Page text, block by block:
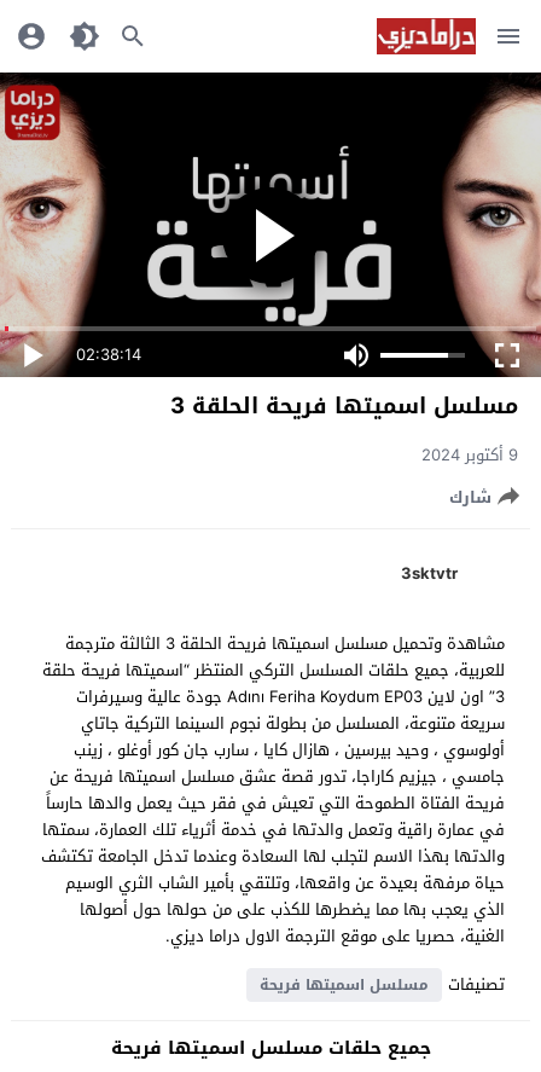
02:38:14
مسلسل اسميتها فريحة الحلقة 3
9 أكتوبر 2024
شارك
3sktvtr
مشاهدة وتحميل مسلسل اسميتها فريحة الحلقة 3 الثالثة مترجمة
للعربية، جميع حلقات المسلسل التركي المنتظر “اسميتها فريحة حلقة
3” اون لاين Adını Feriha Koydum EP03 جودة عالية وسيرفرات
سريعة متنوعة، المسلسل من بطولة نجوم السينما التركية جاتاي
أولوسوي ، وحيد بيرسين ، هازال كايا ، سارب جان كور أوغلو ، زينب
جامسي ، جيزيم كاراجا، تدور قصة عشق مسلسل اسميتها فريحة عن
فريحة الفتاة الطموحة التي تعيش في فقر حيث يعمل والدها حارساً
في عمارة راقية وتعمل والدتها في خدمة أثرياء تلك العمارة، سمتها
والدتها بهذا الاسم لتجلب لها السعادة وعندما تدخل الجامعة تكتشف
حياة مرفهة بعيدة عن واقعها، وتلتقي بأمير الشاب الثري الوسيم
الذي يعجب بها مما يضطرها للكذب على من حولها حول أصولها
الغنية، حصريا على موقع الترجمة الاول دراما ديزي.
تصنيفات
مسلسل اسميتها فريحة
جميع حلقات مسلسل اسميتها فريحة